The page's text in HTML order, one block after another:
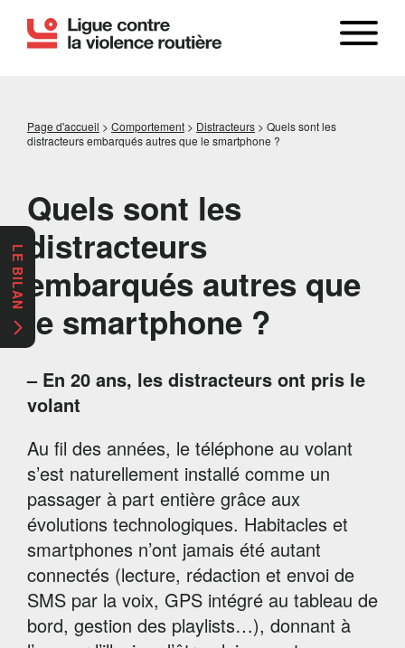
Page d'accueil > Comportement > Distracteurs > Quels sont les
distracteurs embarqués autres que le smartphone ?
Quels sont les
distracteurs
embarqués autres que
le smartphone ?
– En 20 ans, les distracteurs ont pris le
volant
Au fil des années, le téléphone au volant
s’est naturellement installé comme un
passager à part entière grâce aux
évolutions technologiques. Habitacles et
smartphones n’ont jamais été autant
connectés (lecture, rédaction et envoi de
SMS par la voix, GPS intégré au tableau de
bord, gestion des playlists…), donnant à
LE BILAN